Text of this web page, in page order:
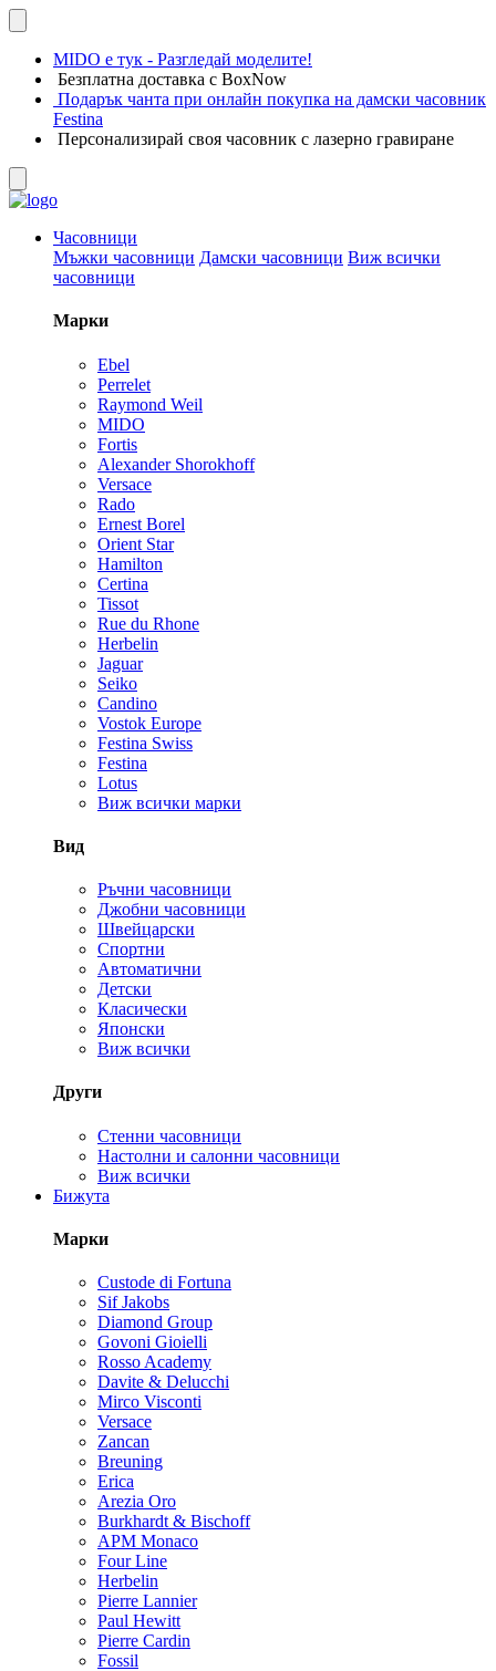
MIDO е тук - Разгледай моделите!
Безплатна доставка с BoxNow
Подарък чанта при онлайн покупка на дамски часовник
Festina
Персонализирай своя часовник с лазерно гравиране
Часовници
Мъжки часовници Дамски часовници Виж всички
часовници
Марки
Ebel
Perrelet
Raymond Weil
MIDO
Fortis
Alexander Shorokhoff
Versace
Rado
Ernest Borel
Orient Star
Hamilton
Certina
Tissot
Rue du Rhone
Herbelin
Jaguar
Seiko
Candino
Vostok Europe
Festina Swiss
Festina
Lotus
Виж всички марки
Вид
Ръчни часовници
Джобни часовници
Швейцарски
Спортни
Автоматични
Детски
Класически
Японски
Виж всички
Други
Стенни часовници
Настолни и салонни часовници
Виж всички
Бижута
Марки
Custode di Fortuna
Sif Jakobs
Diamond Group
Govoni Gioielli
Rosso Academy
Davite & Delucchi
Mirco Visconti
Versace
Zancan
Breuning
Erica
Arezia Oro
Burkhardt & Bischoff
APM Monaco
Four Line
Herbelin
Pierre Lannier
Paul Hewitt
Pierre Cardin
Fossil